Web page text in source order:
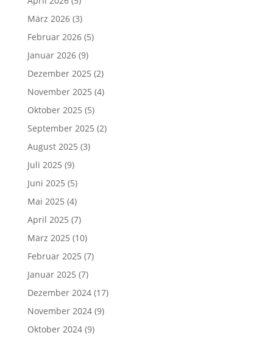
März 2026(3)
Februar 2026(5)
Januar 2026(9)
Dezember 2025 (2)
November 2025 (4)
Oktober 2025 (5)
September 2025 (2)
August 2025 (3)
Juli 2025 (9)
Juni 2025 (5)
Mai 2025 (4)
April 2025 (7)
März 2025 (10)
Februar 2025 (7)
Januar 2025 (7)
Dezember 2024(17)
November 2024(9)
Oktober 2024(9)